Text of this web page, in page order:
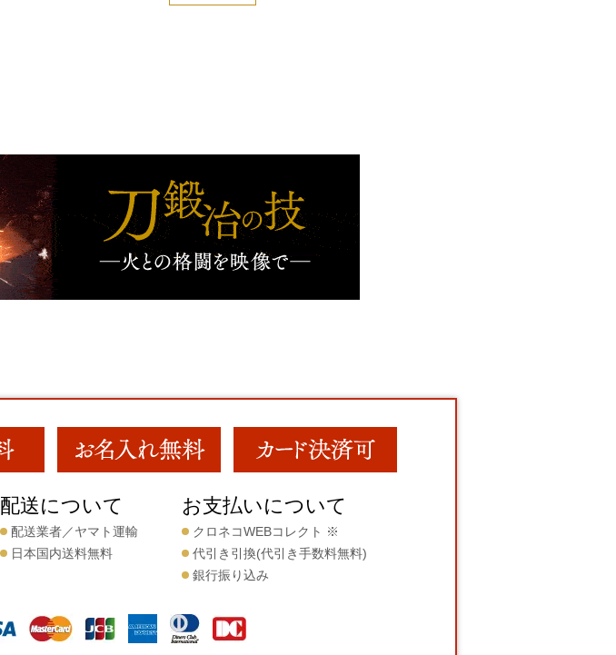
配送について
配送業者／ヤマト運輸
日本国内送料無料
お支払いについて
クロネコWEBコレクト ※
代引き引換(代引き手数料無料)
銀行振り込み